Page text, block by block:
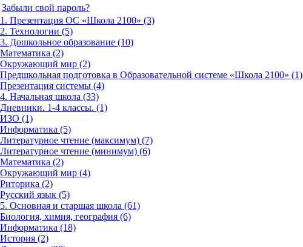
Забыли свой пароль?
1. Презентация ОС «Школа 2100» (3)
2. Технологии (5)
3. Дошкольное образование (10)
Математика (2)
Окружающий мир (2)
Предшкольная подготовка в Образовательной системе «Школа 2100» (1)
Презентация системы (4)
4. Начальная школа (33)
Дневники. 1-4 классы. (1)
ИЗО (1)
Информатика (5)
Литературное чтение (максимум) (7)
Литературное чтение (минимум) (6)
Математика (2)
Окружающий мир (4)
Риторика (2)
Русский язык (5)
5. Основная и старшая школа (61)
Биология, химия, география (6)
Информатика (18)
История (2)